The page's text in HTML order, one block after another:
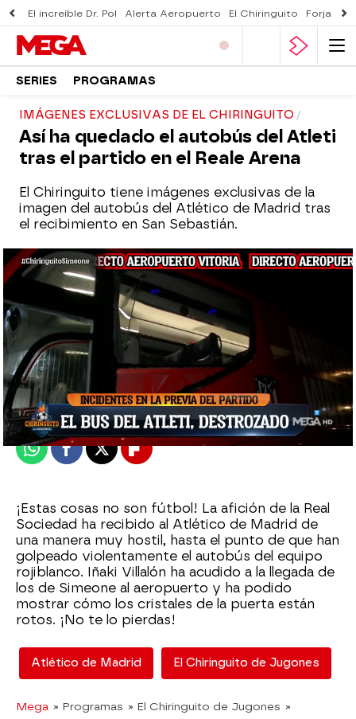
El increíble Dr. Pol Alerta Aeropuerto El Chiringuito Forjado
SERIES PROGRAMAS
IMÁGENES EXCLUSIVAS DE EL CHIRINGUITO
Así ha quedado el autobús del Atleti
tras el partido en el Reale Arena
El Chiringuito tiene imágenes exclusivas de la
imagen del autobús del Atlético de Madrid tras
el recibimiento en San Sebastián.
El Chiringuito
Madrid
Publicado:20 de enero de 2022, 01:30
WhatsappFacebook
X Flipboard
¡Estas cosas no son fútbol! La afición de la Real
Sociedad ha recibido al Atlético de Madrid de
una manera muy hostil, hasta el punto de que han
golpeado violentamente el autobús del equipo
rojiblanco. Iñaki Villalón ha acudido a la llegada de
los de Simeone al aeropuerto y ha podido
mostrar cómo los cristales de la puerta están
rotos. ¡No te lo pierdas!
Atlético de Madrid El Chiringuito de Jugones
Mega » Programas » El Chiringuito de Jugones »